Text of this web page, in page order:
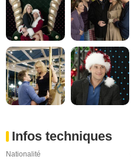
Infos techniques
Nationalité